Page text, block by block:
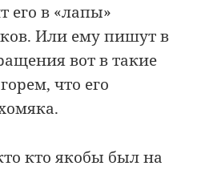
его в «лапы»
Или ему пишут в
вот в такие
что его
кто якобы был на